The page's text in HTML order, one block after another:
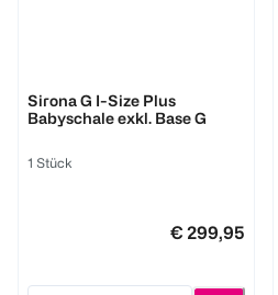
Sirona G I-Size Plus
Babyschale exkl. Base G
1 Stück
€ 299,95